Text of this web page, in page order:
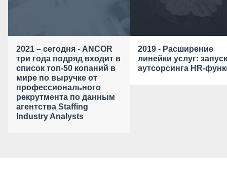
2021 – сегодня - ANCOR
три года подряд входит в
список топ-50 копаний в
мире по выручке от
профессионального
рекрутмента по данным
агентства Staffing
Industry Analysts
2019 - Расширение
линейки услуг: запуск
аутсорсинга HR-